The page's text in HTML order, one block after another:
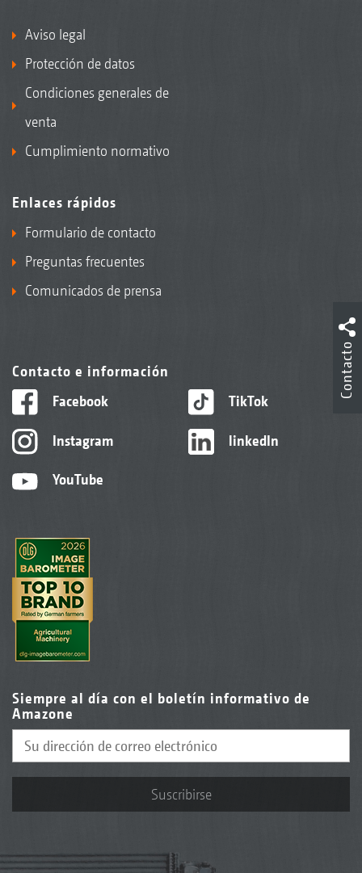
Aviso legal
Protección de datos
Condiciones generales de
venta
Cumplimiento normativo
Enlaces rápidos
Formulario de contacto
Preguntas frecuentes
Comunicados de prensa
Contacto e información
Facebook
Instagram
YouTube
TikTok
linkedIn
Siempre al día con el boletín informativo de
Amazone
Suscribirse
Contacto